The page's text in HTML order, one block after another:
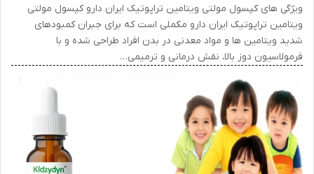
ویژگی های کپسول مولتی ویتامین تراپوتیک ایران دارو کپسول مولتی
ویتامین تراپوتیک ایران دارو مکملی است که برای جبران کمبودهای
شدید ویتامین ها و مواد معدنی در بدن افراد طراحی شده و با
فرمولاسیون دوز بالا، نقش درمانی و ترمیمی…